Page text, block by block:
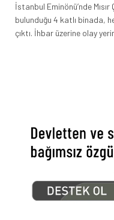
İstanbul Eminönü’nde Mısır
bulunduğu 4 katlı binada,
çıktı. İhbar üzerine olay